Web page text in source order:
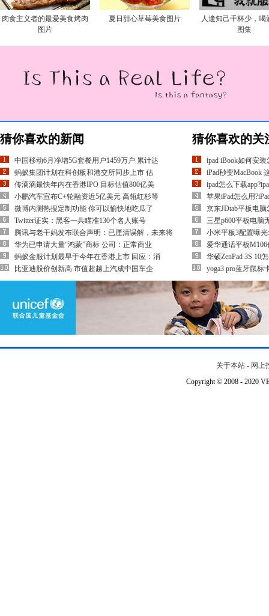
肉食主义者的最爱美食烤肉
图片
夏日甜心草莓美食图片
人逢知己千杯少，喝
图集
猜你喜欢的新闻
中国移动6月净增5G套餐用户1459万户 累计达
蚂蚁集团计划在科创板和港交所同步上市 估
传滴滴最快年内在香港IPO 目标估值800亿美
小鹏汽车宣布C+轮融资近5亿美元 高瓴红杉等
微博内测热搜定制功能 你可以愉快地吃瓜了
Twitter证实：黑客一共瞄准130个名人账号
腾讯与老干妈发布联合声明：已厘清误解，未来将
华为已申请大量“鸿蒙”商标 公司：正常商业
蚂蚁金服计划最早于今年在香港上市 回应：消
比亚迪股价创新高 市值超越上汽成中国车企
猜你喜欢的关
ipad iBook如何安
iPad秒变MacBook
ipad怎么下载
苹果iPad怎么用
京东JDtab平板电
三星p600平板电脑
小米平板3配置曝
爱华通话平板
华硕ZenPad 3S 10
yoga3 pro蓝牙鼠标
关于本站 - 网上
Copyright © 2008 - 2020